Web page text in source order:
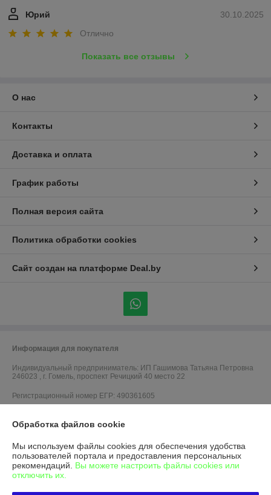
30.10.2025
Юрий
Отлично
Показать все отзывы
О нас
Контакты
Доставка и оплата
График работы
Полная версия сайта
Политика обработки cookies
Сайт создан на платформе Deal.by
Информация для покупателя
Индивидуальный предприниматель: ИП Гашимова Татьяна Петровна
246023 , г. Гомель, проспект Речицкий 40 место 22
Регистрационный номер ЕГР: 490361605
Дата регистрации компании: 14.07.2004
Ссылка на свидетельство/лицензию
Ссылка на свидетельство/лицензию
Обработка файлов cookie
Мы используем файлы cookies для обеспечения удобства
пользователей портала и предоставления персональных
рекомендаций. Вы можете настроить файлы cookies или
отключить их.